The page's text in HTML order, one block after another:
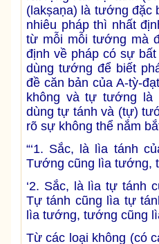
(lakṣaṇa) là tướng đặc
nhiêu pháp thì nhất
từ mỗi mỗi tướng mà
định về pháp có sự
dùng tướng để biết
đề căn bản của A-tỳ-
không và tự tướng là
dùng tự tánh và (tự)
rõ sự không thể nắm
“‘1. Sắc, là lìa tánh
Tướng cũng lìa tướng,
‘2. Sắc, là lìa tự tánh
Tự tánh cũng lìa tự
lìa tướng, tướng cũng
Từ các loại không (có